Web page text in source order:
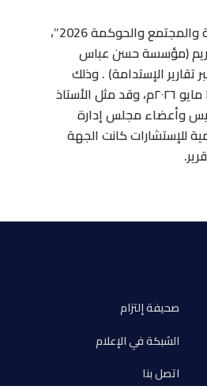
ضمن فعاليات “الملتقى العربي للشبكة الإقليمية للمسؤولية الإجتماعية ومعايير البيئة والمجتمع والحوكمة 2026″،
(مؤسسة حسن عباس
الإستدامة) . وذلك
،بمناسبةإنجازها (تقريرها الأول للإستدامة لعام ٢٠٢٥م). علما، أن الملتقى أقيم بتاريخ ٣ مايو ٢٠٢٦م، وقد مثل الأستاذ
وأعضاء مجلس إدارة
للإستشارات كانت الجهة
صحيفة إلتزام
الشبكة في الإعلام
اتصل بنا